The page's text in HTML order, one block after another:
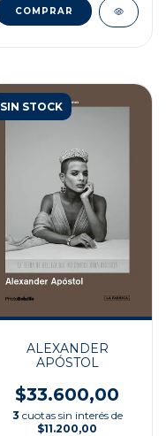
SIN STOCK
ALEXANDER
APÓSTOL
$33.600,00
3 cuotas sin interés de
$11.200,00